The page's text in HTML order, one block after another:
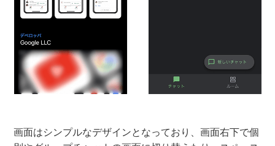
画面はシンプルなデザインとなっており、画面右下で個